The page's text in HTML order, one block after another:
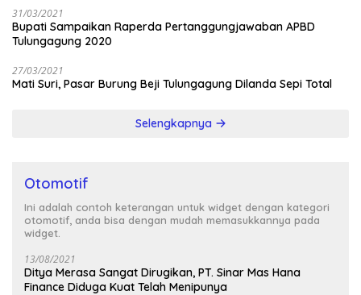
31/03/2021
Bupati Sampaikan Raperda Pertanggungjawaban APBD
Tulungagung 2020
27/03/2021
Mati Suri, Pasar Burung Beji Tulungagung Dilanda Sepi Total
Selengkapnya
Otomotif
Ini adalah contoh keterangan untuk widget dengan kategori
otomotif, anda bisa dengan mudah memasukkannya pada
widget.
13/08/2021
Ditya Merasa Sangat Dirugikan, PT. Sinar Mas Hana
Finance Diduga Kuat Telah Menipunya